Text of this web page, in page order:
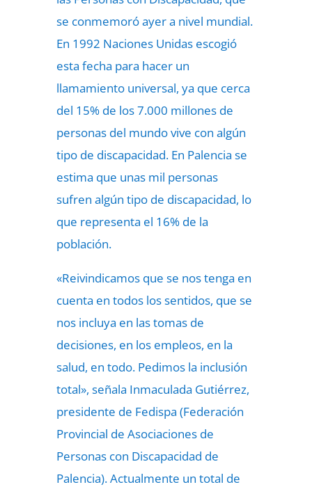
se conmemoró ayer a nivel mundial.
En 1992 Naciones Unidas escogió
esta fecha para hacer un
llamamiento universal, ya que cerca
del 15% de los 7.000 millones de
personas del mundo vive con algún
tipo de discapacidad. En Palencia se
estima que unas mil personas
sufren algún tipo de discapacidad, lo
que representa el 16% de la
población.
«Reivindicamos que se nos tenga en
cuenta en todos los sentidos, que se
nos incluya en las tomas de
decisiones, en los empleos, en la
salud, en todo. Pedimos la inclusión
total», señala Inmaculada Gutiérrez,
presidente de Fedispa (Federación
Provincial de Asociaciones de
Personas con Discapacidad de
Palencia). Actualmente un total de